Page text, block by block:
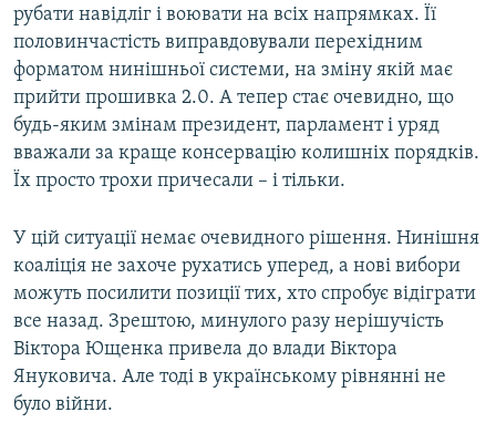
рубати навідліг і воювати на всіх напрямках. Її
половинчастість виправдовували перехідним
форматом нинішньої системи, на зміну якій має
прийти прошивка 2.0. А тепер стає очевидно, що
будь-яким змінам президент, парламент і уряд
вважали за краще консервацію колишніх порядків.
Їх просто трохи причесали – і тільки.
У цій ситуації немає очевидного рішення. Нинішня
коаліція не захоче рухатись уперед, а нові вибори
можуть посилити позиції тих, хто спробує відіграти
все назад. Зрештою, минулого разу нерішучість
Віктора Ющенка привела до влади Віктора
Януковича. Але тоді в українському рівнянні не
було війни.